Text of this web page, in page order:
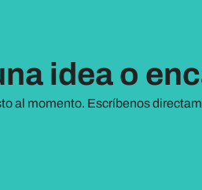
idea o
al momento. Escríbenos